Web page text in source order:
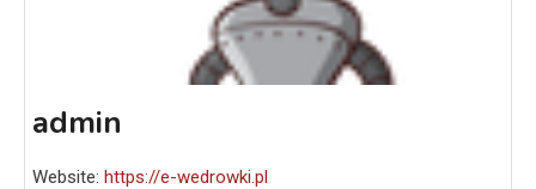
admin
Website: https://e-wedrowki.pl